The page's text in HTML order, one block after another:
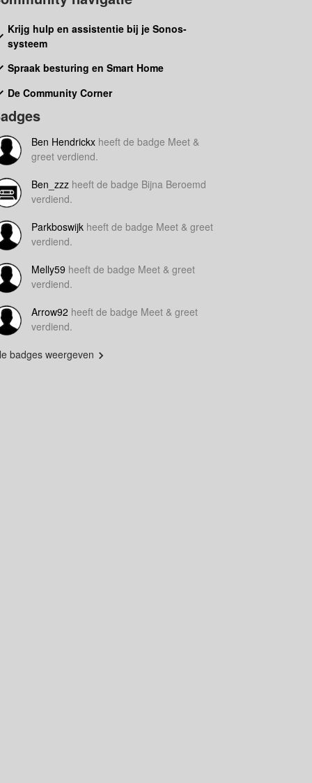
Krijg hulp en assistentie bij je Sonos-
systeem
Spraak besturing en Smart Home
De Community Corner
Ben Hendrickx heeft de badge Meet &
greet verdiend.
Ben_zzz heeft de badge Bijna Beroemd
verdiend.
Parkboswijk heeft de badge Meet & greet
verdiend.
Melly59 heeft de badge Meet & greet
verdiend.
Arrow92 heeft de badge Meet & greet
verdiend.
badges weergeven